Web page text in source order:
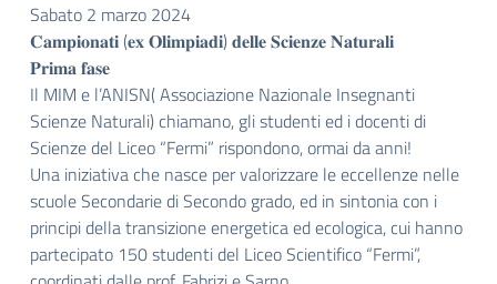
Sabato 2 marzo 2024
𝐂𝐚𝐦𝐩𝐢𝐨𝐧𝐚𝐭𝐢 (𝐞𝐱 𝐎𝐥𝐢𝐦𝐩𝐢𝐚𝐝𝐢) 𝐝𝐞𝐥𝐥𝐞 𝐒𝐜𝐢𝐞𝐧𝐳𝐞 𝐍𝐚𝐭𝐮𝐫𝐚𝐥𝐢
𝐏𝐫𝐢𝐦𝐚 𝐟𝐚𝐬𝐞
Il MIM e l’ANISN( Associazione Nazionale Insegnanti
Scienze Naturali) chiamano, gli studenti ed i docenti di
Scienze del Liceo “Fermi” rispondono, ormai da anni!
Una iniziativa che nasce per valorizzare le eccellenze nelle
scuole Secondarie di Secondo grado, ed in sintonia con i
principi della transizione energetica ed ecologica, cui hanno
partecipato 150 studenti del Liceo Scientifico “Fermi”,